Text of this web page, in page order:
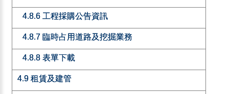
4.8.6 工程採購公告資訊
4.8.7 臨時占用道路及挖掘業務
4.8.8 表單下載
4.9 租賃及建管